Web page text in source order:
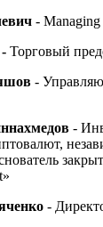
-
Торговый
-
-
-